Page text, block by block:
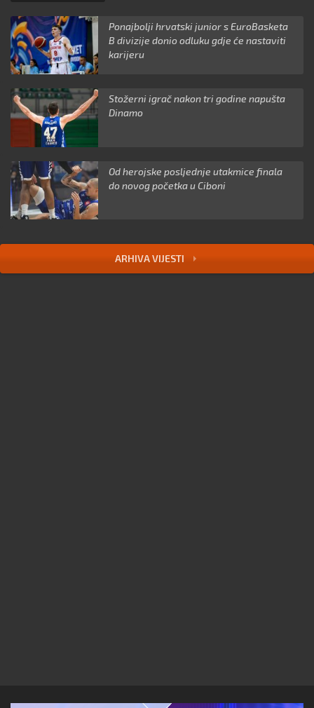
Ponajbolji hrvatski junior s EuroBasketa
B divizije donio odluku gdje će nastaviti
karijeru
Stožerni igrač nakon tri godine napušta
Dinamo
Od herojske posljednje utakmice finala
do novog početka u Ciboni
ARHIVA VIJESTI